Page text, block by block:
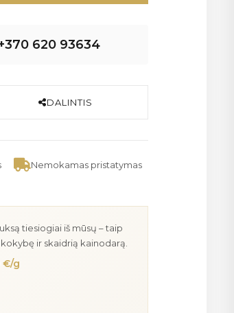
620 93634
DALINTIS
Nemokamas pristatymas
tiesiogiai iš mūsų – taip
ir skaidrią kainodarą.
€/g